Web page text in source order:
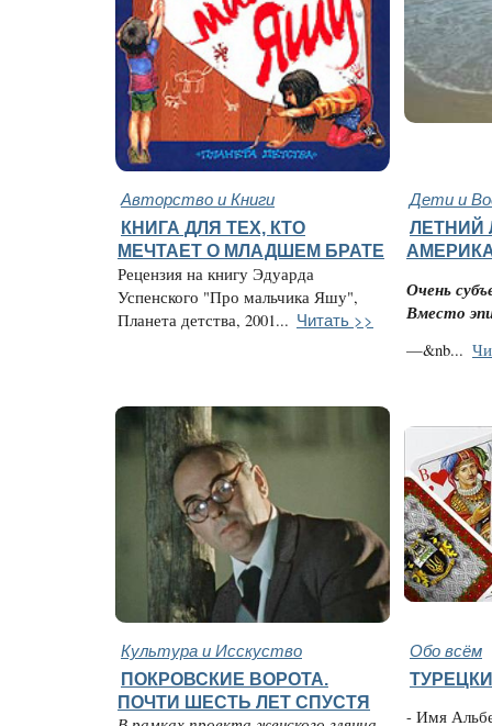
Авторство и Книги Дети и
КНИГА ДЛЯ ТЕХ, КТО
МЕЧТАЕТ О МЛАДШЕМ БРАТЕ
Рецензия на книгу Эдуарда
Успенского "Про мальчика Яшу",
Планета детства, 2001... Читать >>
ЛЕТНИЙ
Очень
Вместо
—&nb...
Культура и Исскуство Обо всём
ПОКРОВСКИЕ ВОРОТА.
ПОЧТИ ШЕСТЬ ЛЕТ СПУСТЯ
- Имя